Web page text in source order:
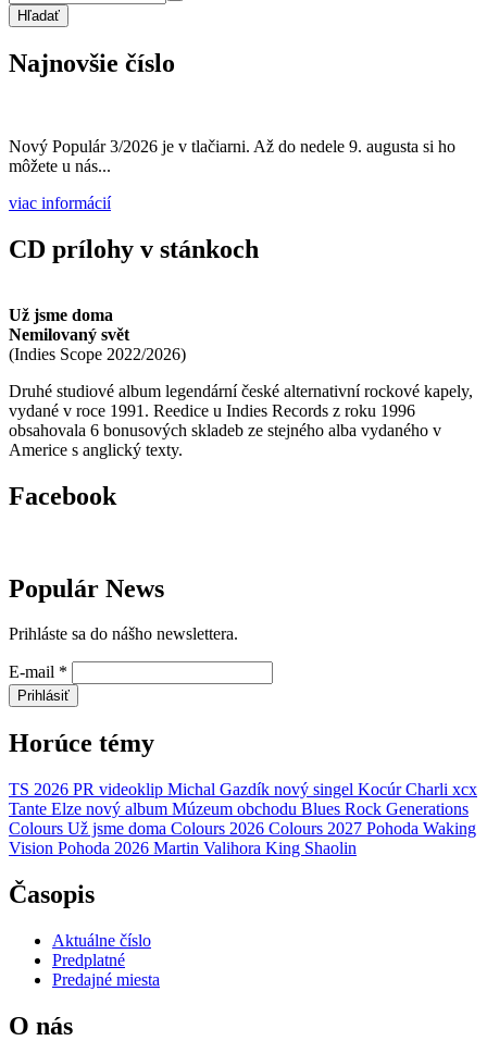
Hľadať
Najnovšie číslo
Nový Populár 3/2026 je v tlačiarni. Až do nedele 9. augusta si ho
môžete u nás...
viac informácií
CD prílohy v stánkoch
Už jsme doma
Nemilovaný svět
(Indies Scope 2022/2026)
Druhé studiové album legendární české alternativní rockové kapely,
vydané v roce 1991. Reedice u Indies Records z roku 1996
obsahovala 6 bonusových skladeb ze stejného alba vydaného v
Americe s anglický texty.
Facebook
Populár News
Prihláste sa do nášho newslettera.
E-mail *
Prihlásiť
Horúce témy
TS 2026 PR videoklip Michal Gazdík nový singel Kocúr Charli xcx
Tante Elze nový album Múzeum obchodu Blues Rock Generations
Colours Už jsme doma Colours 2026 Colours 2027 Pohoda Waking
Vision Pohoda 2026 Martin Valihora King Shaolin
Časopis
Aktuálne číslo
Predplatné
Predajné miesta
O nás